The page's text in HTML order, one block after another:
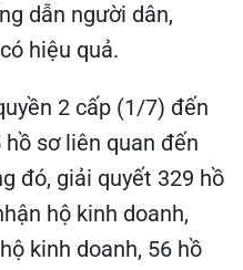
dẫn người dân,
hiệu quả.
2 cấp (1/7) đến
sơ liên quan đến
đó, giải quyết 329 hồ
hộ kinh doanh,
kinh doanh, 56 hồ